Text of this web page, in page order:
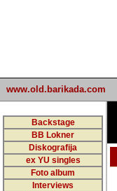
www.old.barikada.com
Backstage
BB Lokner
Diskografija
ex YU singles
Foto album
Interviews